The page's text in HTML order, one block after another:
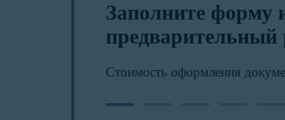
Заполните форму
предварительный
Стоимость оформления